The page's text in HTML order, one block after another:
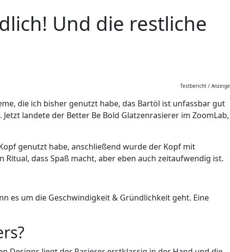
Und die restliche
Testbericht / Anzeige
die ich bisher genutzt habe, das Bartöl ist unfassbar gut
landete der Better Be Bold Glatzenrasierer im ZoomLab,
genutzt habe, anschließend wurde der Kopf mit
dass Spaß macht, aber eben auch zeitaufwendig ist.
es um die Geschwindigkeit & Gründlichkeit geht. Eine